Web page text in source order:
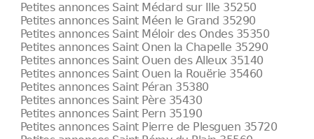
Petites annonces Saint Médard sur Ille 35250
Petites annonces Saint Méen le Grand 35290
Petites annonces Saint Méloir des Ondes 35350
Petites annonces Saint Onen la Chapelle 35290
Petites annonces Saint Ouen des Alleux 35140
Petites annonces Saint Ouen la Rouërie 35460
Petites annonces Saint Péran 35380
Petites annonces Saint Père 35430
Petites annonces Saint Pern 35190
Petites annonces Saint Pierre de Plesguen 35720